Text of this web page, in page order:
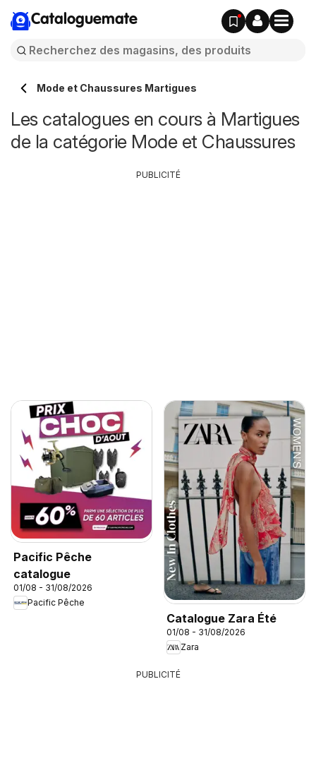
Cataloguemate
Mode et Chaussures Martigues
Les catalogues en cours à Martigues
de la catégorie Mode et Chaussures
Pacific Pêche
catalogue
01/08 - 31/08/2026
Pacific Pêche
Catalogue Zara Été
01/08 - 31/08/2026
Zara
PUBLICITÉ
PUBLICITÉ